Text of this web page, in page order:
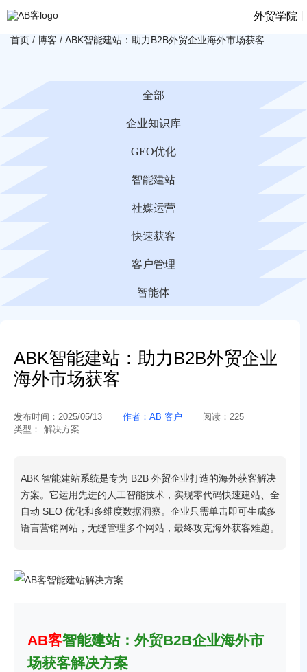
外贸学院
首页 / 博客 / ABK智能建站：助力B2B外贸企业海外市场获客
全部
企业知识库
GEO优化
智能建站
社媒运营
快速获客
客户管理
智能体
ABK智能建站：助力B2B外贸企业
海外市场获客
发布时间： 2025/05/13 作者： AB 客户 阅读： 225
类型：
解决方案
ABK 智能建站系统是专为 B2B 外贸企业打造的海外获客解决
方案。它运用先进的人工智能技术，实现零代码快速建站、全
自动 SEO 优化和多维度数据洞察。企业只需单击即可生成多
语言营销网站，无缝管理多个网站，最终攻克海外获客难题。
AB客智能建站：外贸B2B企业海外市
场获客解决方案